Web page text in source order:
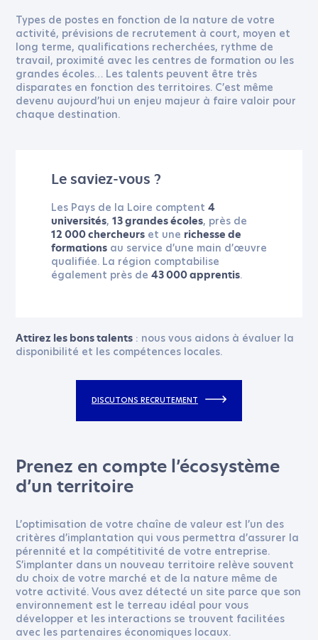
Types de postes en fonction de la nature de votre
activité, prévisions de recrutement à court, moyen et
long terme, qualifications recherchées, rythme de
travail, proximité avec les centres de formation ou les
grandes écoles… Les talents peuvent être très
disparates en fonction des territoires. C’est même
devenu aujourd’hui un enjeu majeur à faire valoir pour
chaque destination.
Le saviez-vous ?
Les Pays de la Loire comptent 4
universités, 13 grandes écoles, près de
12 000 chercheurs et une richesse de
formations au service d’une main d’œuvre
qualifiée. La région comptabilise
également près de 43 000 apprentis.
Attirez les bons talents : nous vous aidons à évaluer la
disponibilité et les compétences locales.
DISCUTONS RECRUTEMENT
Prenez en compte l’écosystème
d’un territoire
L’optimisation de votre chaîne de valeur est l’un des
critères d’implantation qui vous permettra d’assurer la
pérennité et la compétitivité de votre entreprise.
S’implanter dans un nouveau territoire relève souvent
du choix de votre marché et de la nature même de
votre activité. Vous avez détecté un site parce que son
environnement est le terreau idéal pour vous
développer et les interactions se trouvent facilitées
avec les partenaires économiques locaux.